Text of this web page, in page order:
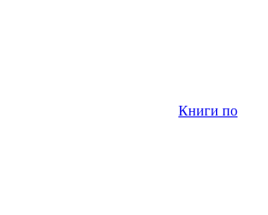
Книги по